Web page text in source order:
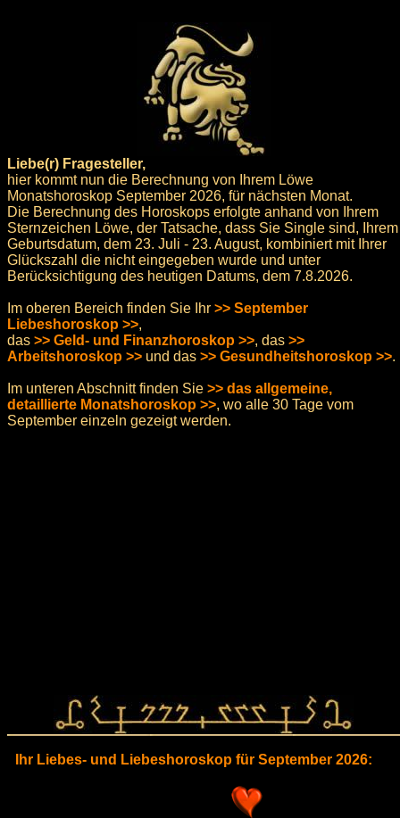
Liebe(r) Fragesteller,
hier kommt nun die Berechnung von Ihrem Löwe
Monatshoroskop September 2026, für nächsten Monat.
Die Berechnung des Horoskops erfolgte anhand von Ihrem
Sternzeichen Löwe, der Tatsache, dass Sie Single sind, Ihrem
Geburtsdatum, dem 23. Juli - 23. August, kombiniert mit Ihrer
Glückszahl die nicht eingegeben wurde und unter
Berücksichtigung des heutigen Datums, dem 7.8.2026.
Im oberen Bereich finden Sie Ihr >> September
Liebeshoroskop >>,
das >> Geld- und Finanzhoroskop >>, das >>
Arbeitshoroskop >> und das >> Gesundheitshoroskop >>.
Im unteren Abschnitt finden Sie >> das allgemeine,
detaillierte Monatshoroskop >>, wo alle 30 Tage vom
September einzeln gezeigt werden.
Ihr Liebes- und Liebeshoroskop für September 2026: